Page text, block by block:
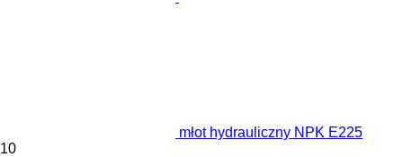
młot hydrauliczny NPK E225
10